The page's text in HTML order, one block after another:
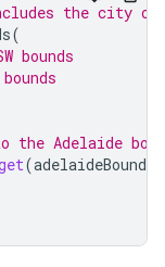
the city
(
bounds
the Adelaide
(adelaideBounds